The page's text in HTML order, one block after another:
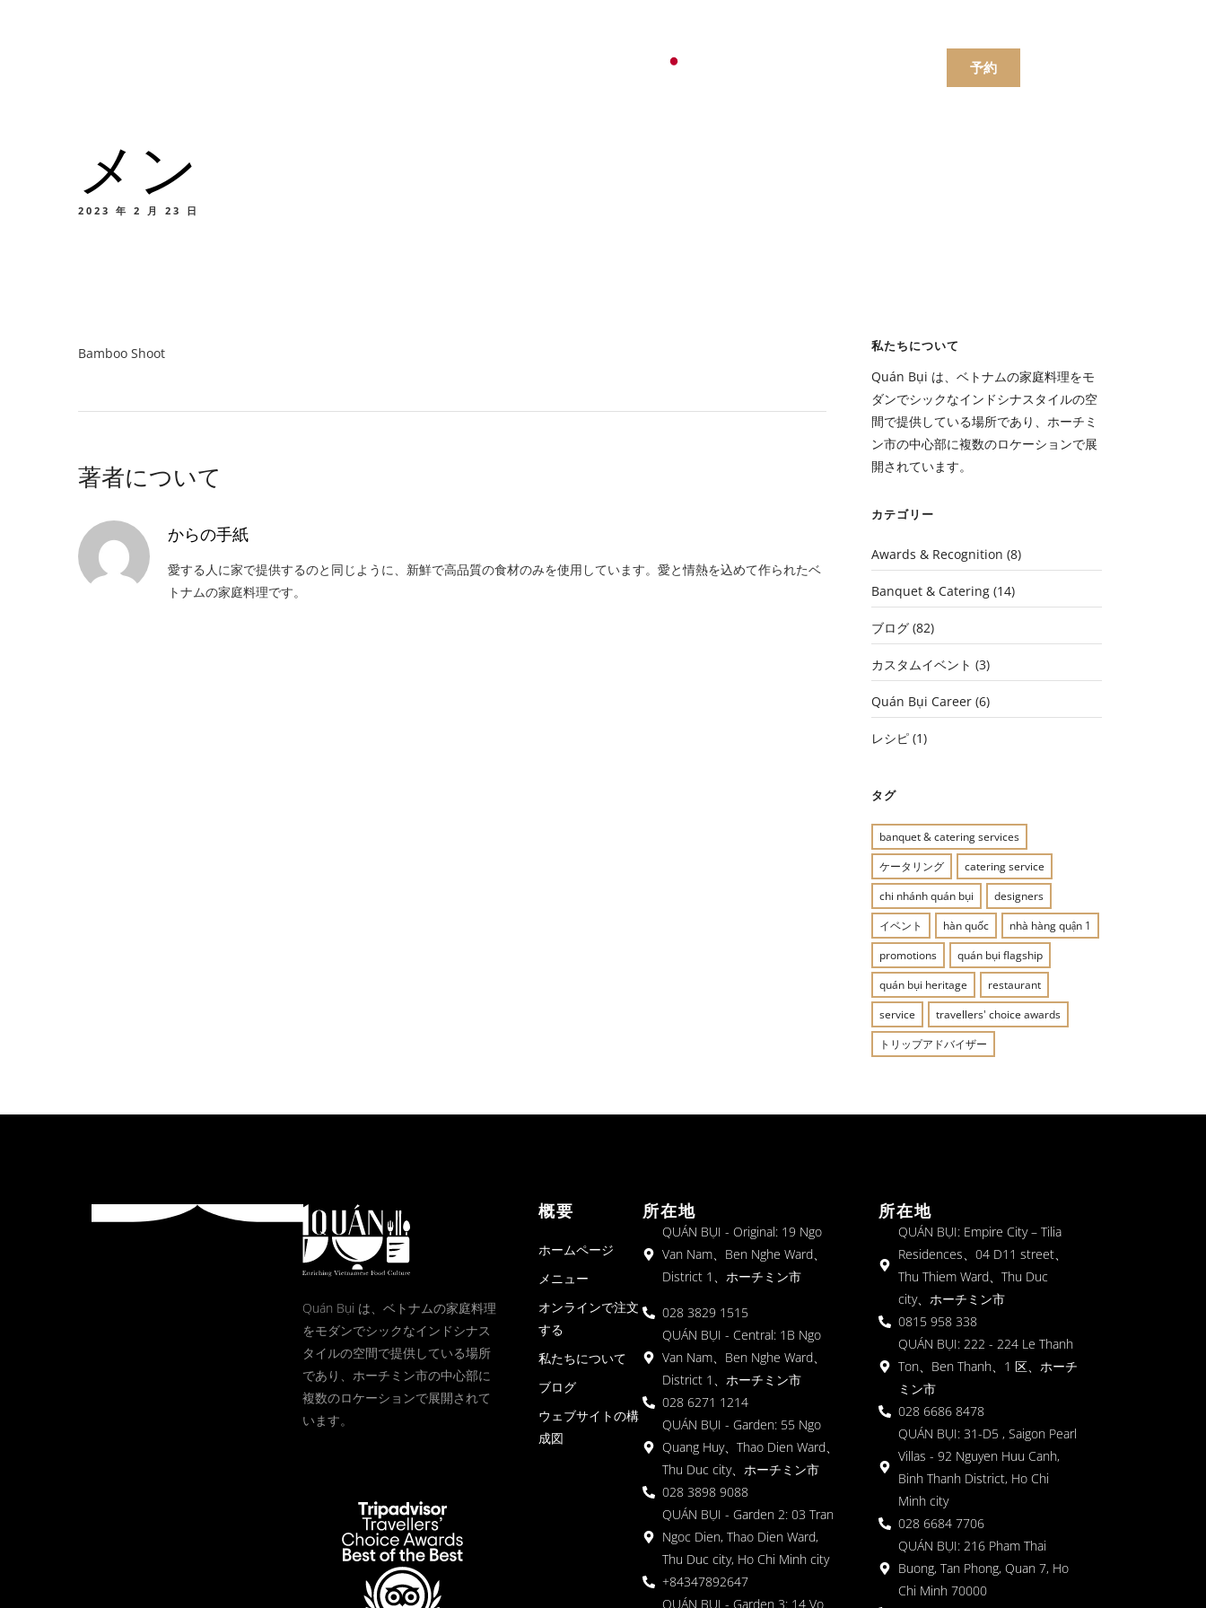
メニュー
飲み物
予約
カスタムイベント
メン
2023 年 2 月 23 日
Bamboo Shoot
著者について
からの手紙
愛する人に家で提供するのと同じように、新鮮で高品質の食材のみを使用しています。愛と情熱を込めて作られたベ
トナムの家庭料理です。
私たちについて
Quán Bụi は、ベトナムの家庭料理をモ
ダンでシックなインドシナスタイルの空
間で提供している場所であり、ホーチミ
ン市の中心部に複数のロケーションで展
開されています。
カテゴリー
Awards & Recognition (8)
Banquet & Catering (14)
ブログ (82)
カスタムイベント (3)
Quán Bụi Career (6)
レシピ (1)
タグ
banquet & catering services
ケータリング
catering service
chi nhánh quán bụi
designers
イベント
hàn quốc
nhà hàng quận 1
promotions
quán bụi flagship
quán bụi heritage
restaurant
service
travellers' choice awards
トリップアドバイザー
Quán Bụi は、ベトナムの家庭料理
をモダンでシックなインドシナス
タイルの空間で提供している場所
であり、ホーチミン市の中心部に
複数のロケーションで展開されて
います。
概要
ホームページ
メニュー
オンラインで注文
する
私たちについて
ブログ
ウェブサイトの構
成図
所在地
QUÁN BỤI - Original: 19 Ngo
Van Nam、Ben Nghe Ward、
District 1、ホーチミン市
028 3829 1515
QUÁN BỤI - Central: 1B Ngo
Van Nam、Ben Nghe Ward、
District 1、ホーチミン市
028 6271 1214
QUÁN BỤI - Garden: 55 Ngo
Quang Huy、Thao Dien Ward、
Thu Duc city、ホーチミン市
028 3898 9088
QUÁN BỤI - Garden 2: 03 Tran
Ngoc Dien, Thao Dien Ward,
Thu Duc city, Ho Chi Minh city
+84347892647
QUÁN BỤI - Garden 3: 14 Vo
所在地
QUÁN BỤI: Empire City – Tilia
Residences、04 D11 street、
Thu Thiem Ward、Thu Duc
city、ホーチミン市
0815 958 338
QUÁN BỤI: 222 - 224 Le Thanh
Ton、Ben Thanh、1 区、ホーチ
ミン市
028 6686 8478
QUÁN BỤI: 31-D5 , Saigon Pearl
Villas - 92 Nguyen Huu Canh,
Binh Thanh District, Ho Chi
Minh city
028 6684 7706
QUÁN BỤI: 216 Pham Thai
Buong, Tan Phong, Quan 7, Ho
Chi Minh 70000